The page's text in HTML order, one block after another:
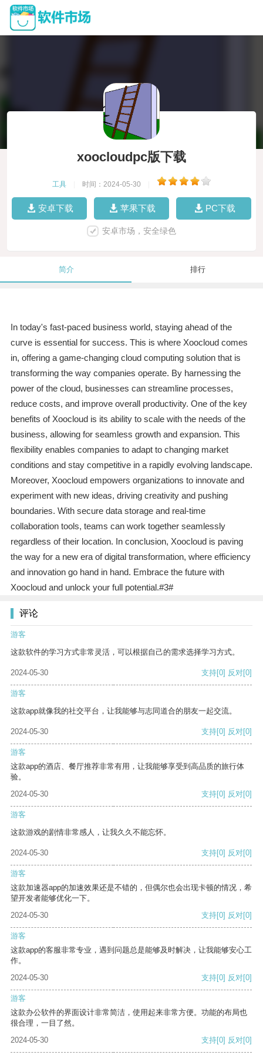
xoocloudpc版下载
工具 时间：2024-05-30
安卓下载 苹果下载 PC下载
安卓市场，安全绿色
简介 排行
In today's fast-paced business world, staying ahead of the
curve is essential for success. This is where Xoocloud comes
in, offering a game-changing cloud computing solution that is
transforming the way companies operate. By harnessing the
power of the cloud, businesses can streamline processes,
reduce costs, and improve overall productivity. One of the key
benefits of Xoocloud is its ability to scale with the needs of the
business, allowing for seamless growth and expansion. This
flexibility enables companies to adapt to changing market
conditions and stay competitive in a rapidly evolving landscape.
Moreover, Xoocloud empowers organizations to innovate and
experiment with new ideas, driving creativity and pushing
boundaries. With secure data storage and real-time
collaboration tools, teams can work together seamlessly
regardless of their location. In conclusion, Xoocloud is paving
the way for a new era of digital transformation, where efficiency
and innovation go hand in hand. Embrace the future with
Xoocloud and unlock your full potential.#3#
评论
游客
这款软件的学习方式非常灵活，可以根据自己的需求选择学习方式。
2024-05-30 支持[0] 反对[0]
游客
这款app就像我的社交平台，让我能够与志同道合的朋友一起交流。
2024-05-30 支持[0] 反对[0]
游客
这款app的酒店、餐厅推荐非常有用，让我能够享受到高品质的旅行体
验。
2024-05-30
支持[0] 反对[0]
游客
这款游戏的剧情非常感人，让我久久不能忘怀。
2024-05-30 支持[0] 反对[0]
游客
这款加速器app的加速效果还是不错的，但偶尔也会出现卡顿的情况，希
望开发者能够优化一下。
2024-05-30
支持[0] 反对[0]
游客
这款app的客服非常专业，遇到问题总是能够及时解决，让我能够安心工
作。
2024-05-30
支持[0] 反对[0]
游客
这款办公软件的界面设计非常简洁，使用起来非常方便。功能的布局也
很合理，一目了然。
2024-05-30
支持[0] 反对[0]